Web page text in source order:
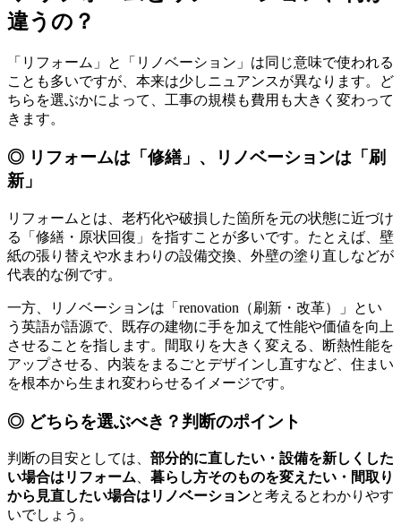
違うの？
「リフォーム」と「リノベーション」は同じ意味で使われる
ことも多いですが、本来は少しニュアンスが異なります。ど
ちらを選ぶかによって、工事の規模も費用も大きく変わって
きます。
◎ リフォームは「修繕」、リノベーションは「刷
新」
リフォームとは、老朽化や破損した箇所を元の状態に近づけ
る「修繕・原状回復」を指すことが多いです。たとえば、壁
紙の張り替えや水まわりの設備交換、外壁の塗り直しなどが
代表的な例です。
一方、リノベーションは「renovation（刷新・改革）」とい
う英語が語源で、既存の建物に手を加えて性能や価値を向上
させることを指します。間取りを大きく変える、断熱性能を
アップさせる、内装をまるごとデザインし直すなど、住まい
を根本から生まれ変わらせるイメージです。
◎ どちらを選ぶべき？判断のポイント
判断の目安としては、 部分的に直したい・設備を新しくした
い場合はリフォーム
暮らし方そのものを変えたい・間取り
から見直したい場合はリノベーションと考えるとわかりやす
いでしょう。